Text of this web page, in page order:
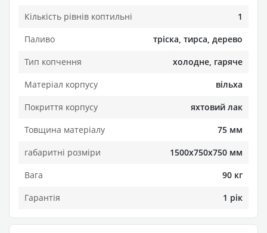
Кількість рівнів коптильні
1
Паливо
тріска, тирса, дерево
Тип копчення
холодне, гаряче
Матеріал корпусу
вільха
Покриття корпусу
яхтовий лак
Товщина матеріалу
75 мм
габаритні розміри
1500х750х750 мм
Вага
90 кг
Гарантія
1 рік